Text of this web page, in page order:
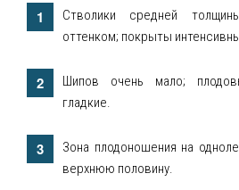
Стволики средней
оттенком; покрыты
Шипов очень мало;
гладкие.
Зона плодоношения на
верхнюю половину.